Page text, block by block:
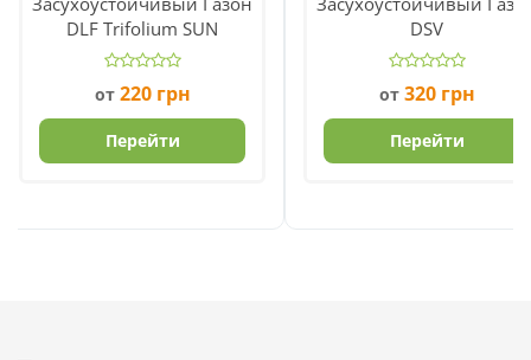
DLF Trifolium SUN
от 220 грн
Перейти
DSV
от 320 грн
Перейти